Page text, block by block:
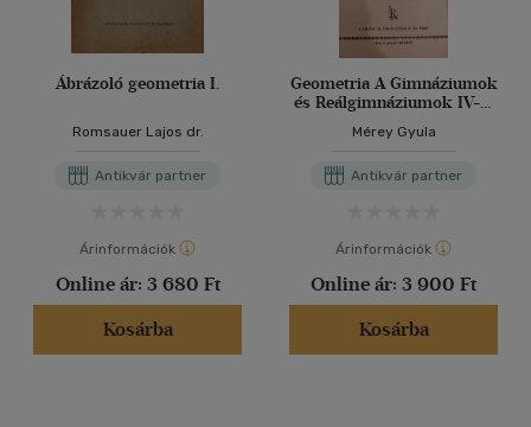
Ábrázoló geometria I.
Romsauer Lajos dr.
Antikvár partner
Árinformációk
Online ár: 3 680 Ft
Kosárba
Geometria A Gimnáziumok
és Reálgimnáziumok IV-V.
Mérey Gyula
Antikvár partner
Árinformációk
Online ár: 3 900 Ft
Kosárba